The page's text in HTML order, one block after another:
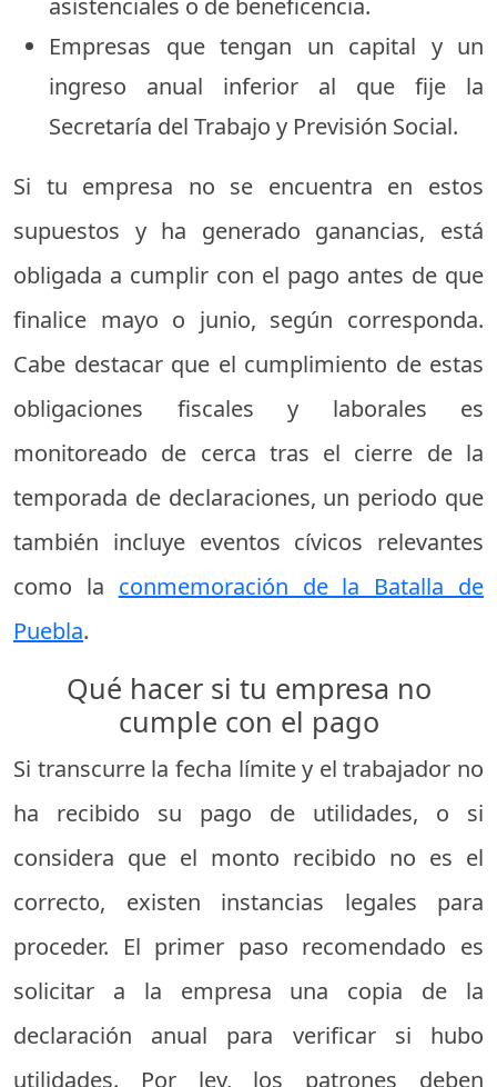
asistenciales o de beneficencia.
Empresas que tengan un capital y un
ingreso anual inferior al que fije la
Secretaría del Trabajo y Previsión Social.
Si tu empresa no se encuentra en estos
supuestos y ha generado ganancias, está
obligada a cumplir con el pago antes de que
finalice mayo o junio, según corresponda.
Cabe destacar que el cumplimiento de estas
obligaciones fiscales y laborales es
monitoreado de cerca tras el cierre de la
temporada de declaraciones, un periodo que
también incluye eventos cívicos relevantes
como la conmemoración de la Batalla de
Puebla.
Qué hacer si tu empresa no
cumple con el pago
Si transcurre la fecha límite y el trabajador no
ha recibido su pago de utilidades, o si
considera que el monto recibido no es el
correcto, existen instancias legales para
proceder. El primer paso recomendado es
solicitar a la empresa una copia de la
declaración anual para verificar si hubo
utilidades. Por ley, los patrones deben